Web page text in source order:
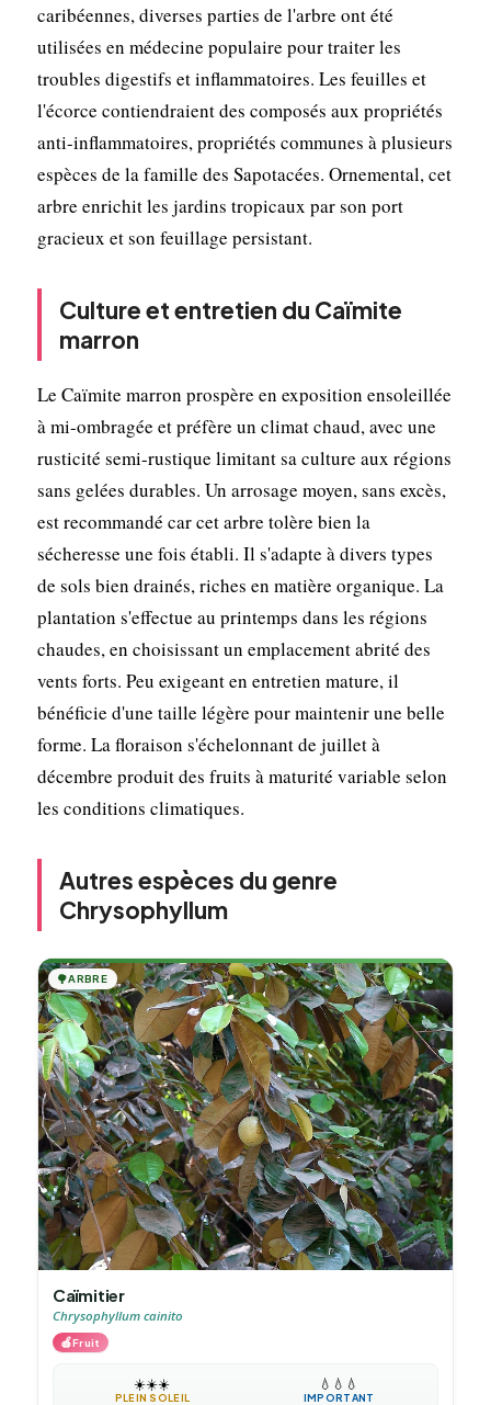
caribéennes, diverses parties de l'arbre ont été
utilisées en médecine populaire pour traiter les
troubles digestifs et inflammatoires. Les feuilles et
l'écorce contiendraient des composés aux propriétés
anti-inflammatoires, propriétés communes à plusieurs
espèces de la famille des Sapotacées. Ornemental, cet
arbre enrichit les jardins tropicaux par son port
gracieux et son feuillage persistant.
Culture et entretien du Caïmite
marron
Le Caïmite marron prospère en exposition ensoleillée
à mi-ombragée et préfère un climat chaud, avec une
rusticité semi-rustique limitant sa culture aux régions
sans gelées durables. Un arrosage moyen, sans excès,
est recommandé car cet arbre tolère bien la
sécheresse une fois établi. Il s'adapte à divers types
de sols bien drainés, riches en matière organique. La
plantation s'effectue au printemps dans les régions
chaudes, en choisissant un emplacement abrité des
vents forts. Peu exigeant en entretien mature, il
bénéficie d'une taille légère pour maintenir une belle
forme. La floraison s'échelonnant de juillet à
décembre produit des fruits à maturité variable selon
les conditions climatiques.
Autres espèces du genre
Chrysophyllum
🌳ARBRE
Caïmitier
Chrysophyllum cainito
🍎Fruit
☀️☀️☀️
PLEIN SOLEIL
💧 💧 💧
IMPORTANT